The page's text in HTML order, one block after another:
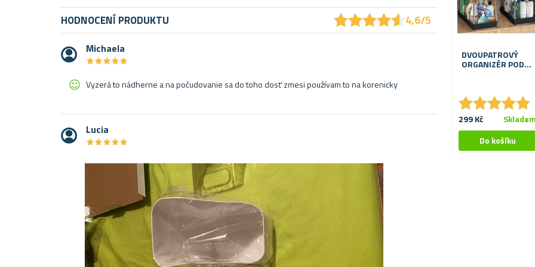
DVOUPATROVÝ
ORGANIZÉR POD
★★★★★
★★★★★
299 Kč
HODNOCENÍ PRODUKTU ★★★★★
★★★★★ 4,6/5
Michaela
★★★★★
★★★★★
Vyzerá to nádherne a na počudovanie sa do toho dosť zmesi používam to na korenicky
Lucia
★★★★★
★★★★★